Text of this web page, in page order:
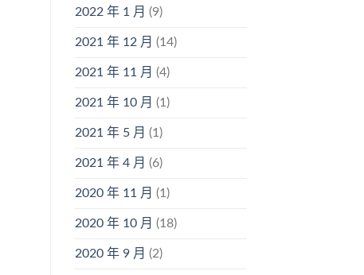
2022 年 1 月 (9)
2021 年 12 月 (14)
2021 年 11 月 (4)
2021 年 10 月 (1)
2021 年 5 月 (1)
2021 年 4 月 (6)
2020 年 11 月 (1)
2020 年 10 月 (18)
2020 年 9 月 (2)